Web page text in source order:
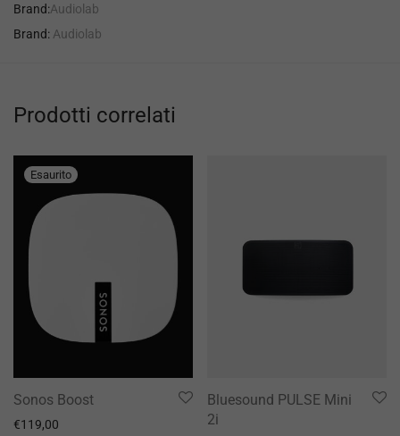
Brand:Audiolab
Brand: Audiolab
Prodotti correlati
Sonos Boost
€119,00
Bluesound PULSE Mini
2i